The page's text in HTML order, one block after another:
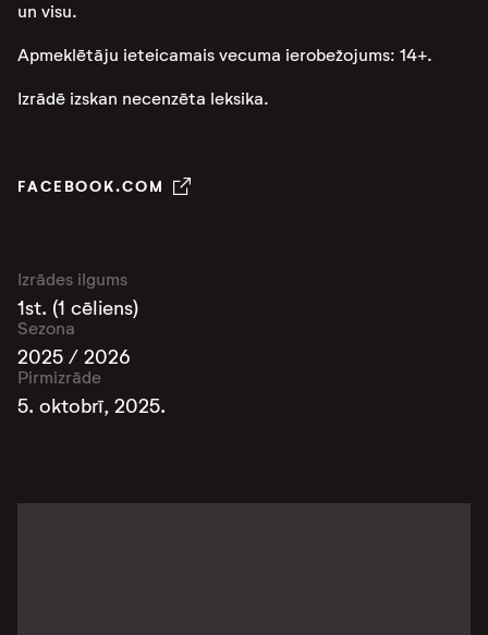
un visu.
Apmeklētāju ieteicamais vecuma ierobežojums: 14+.
Izrādē izskan necenzēta leksika.
FACEBOOK.COM
Izrādes ilgums
1st. (1 cēliens)
Sezona
2025 / 2026
Pirmizrāde
5. oktobrī, 2025.